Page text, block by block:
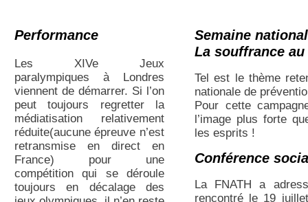
Performance
Les XIVe Jeux
paralympiques à Londres
viennent de démarrer. Si l’on
peut toujours regretter la
médiatisation relativement
réduite(aucune épreuve n’est
retransmise en direct en
France) pour une
compétition qui se déroule
toujours en décalage des
Semaine
La souffrance
Tel est le thème
nationale de
Pour cette
l’image plus forte
les esprits !
Conférence
La FNATH a
rencontré le 19